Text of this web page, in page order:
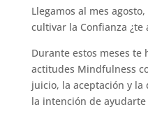
Llegamos al mes
cultivar la Confianza ¿te
Durante estos meses te
actitudes Mindfulness
juicio, la aceptación y la
la intención de